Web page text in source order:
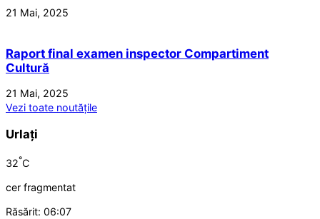
21 Mai, 2025
Raport final examen inspector Compartiment
Cultură
21 Mai, 2025
Vezi toate noutățile
Urlați
32°C
cer fragmentat
Răsărit: 06:07